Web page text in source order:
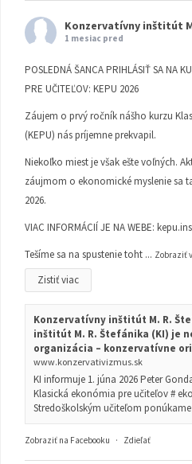
Konzervatívny inštitút
1 mesiac pred
POSLEDNÁ ŠANCA PRIHLÁSIŤ SA NA
PRE UČITEĽOV: KEPU 2026
Záujem o prvý ročník nášho kurzu
(KEPU) nás príjemne prekvapil.
Niekoľko miest je však ešte voľných.
záujmom o ekonomické myslenie sa
2026.
VIAC INFORMÁCIÍ JE NA WEBE:
Tešíme sa na spustenie toht ... Zobraziť
Zistiť viac
Konzervatívny inštitút M. R.
inštitút M. R. Štefánika (KI) je
organizácia – konzervatívne
www.konzervativizmus.sk
KI informuje 1. júna 2026 Peter
Klasická ekonómia pre učiteľov #
Stredoškolským učiteľom
Zobraziť na Facebooku · Zdieľať